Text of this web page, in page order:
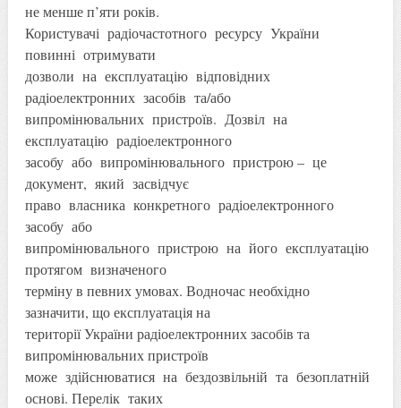
не менше п’яти років.
Користувачі радіочастотного ресурсу України
повинні отримувати
дозволи на експлуатацію відповідних
радіоелектронних засобів та/або
випромінювальних пристроїв. Дозвіл на
експлуатацію радіоелектронного
засобу або випромінювального пристрою – це
документ, який засвідчує
право власника конкретного радіоелектронного
засобу або
випромінювального пристрою на його експлуатацію
протягом визначеного
терміну в певних умовах. Водночас необхідно
зазначити, що експлуатація на
території України радіоелектронних засобів та
випромінювальних пристроїв
може здійснюватися на бездозвільній та безоплатній
основі. Перелік таких